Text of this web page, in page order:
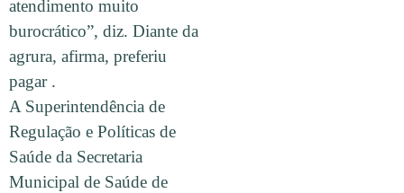
atendimento muito
burocrático”, diz. Diante da
agrura, afirma, preferiu
pagar .
A Superintendência de
Regulação e Políticas de
Saúde da Secretaria
Municipal de Saúde de